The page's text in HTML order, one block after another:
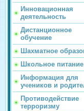
Инновационная
деятельность
Дистанционное
обучение
Шахматное
Школьное питание
Информация для
учеников и
Противодействие
терроризму